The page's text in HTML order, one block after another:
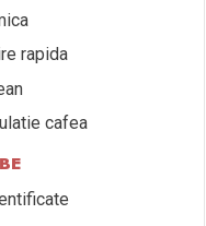
rapida
cafea